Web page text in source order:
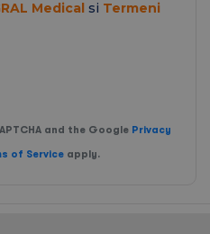
Medical si Termeni
and the Google Privacy
of Serviceapply.